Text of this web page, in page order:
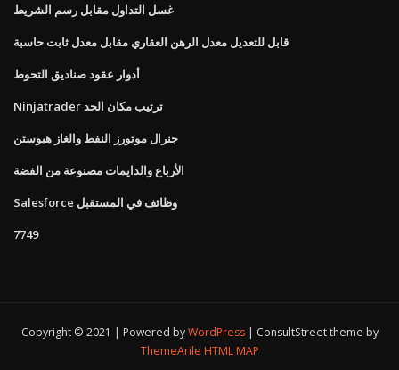
غسل التداول مقابل رسم الشريط
قابل للتعديل معدل الرهن العقاري مقابل معدل ثابت حاسبة
أدوار عقود صناديق التحوط
Ninjatrader ترتيب مكان الحد
جنرال موتورز النفط والغاز هيوستن
الأرباع والدايمات مصنوعة من الفضة
Salesforce وظائف في المستقبل
7749
Copyright © 2021 | Powered byWordPress
ConsultStreet theme by
ThemeArile HTML MAP